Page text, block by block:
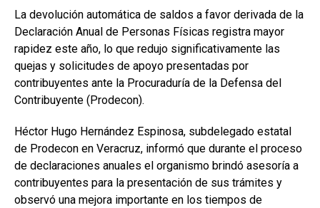
La devolución automática de saldos a favor derivada de la
Declaración Anual de Personas Físicas registra mayor
rapidez este año, lo que redujo significativamente las
quejas y solicitudes de apoyo presentadas por
contribuyentes ante la Procuraduría de la Defensa del
Contribuyente (Prodecon).
Héctor Hugo Hernández Espinosa, subdelegado estatal
de Prodecon en Veracruz, informó que durante el proceso
de declaraciones anuales el organismo brindó asesoría a
contribuyentes para la presentación de sus trámites y
observó una mejora importante en los tiempos de